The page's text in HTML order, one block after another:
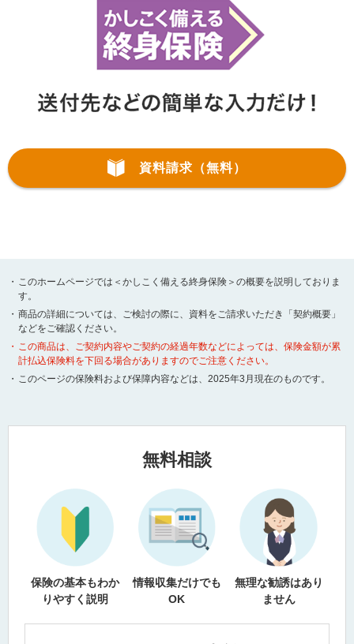
資料請求（無料）
・ このホームページでは＜かしこく備える終身保険＞の概要を説明しておりま
す。
・ 商品の詳細については、ご検討の際に、資料をご請求いただき「契約概要」
などをご確認ください。
・ この商品は、ご契約内容やご契約の経過年数などによっては、保険金額が累
計払込保険料を下回る場合がありますのでご注意ください。
・ このページの保険料および保障内容などは、2025年3月現在のものです。
無料相談
保険の基本もわか
りやすく説明
情報収集だけでも
OK
無理な勧誘はあり
ません